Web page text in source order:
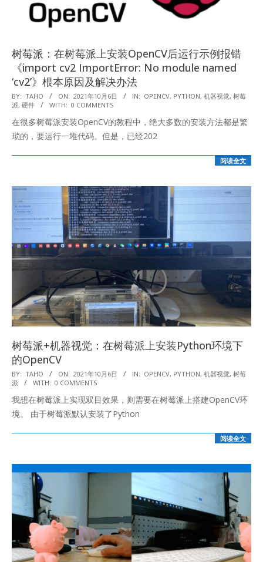
树莓派：在树莓派上安装OpenCV后运行示例报错
《import cv2 ImportError: No module named
‘cv2’》根本原因及解决办法
2021-
10-
06
BY: TAHO ON: 2021年10月6日 IN: OPENCV, PYTHON, 机器视觉, 树莓
派, 硬件 WITH: 0 COMMENTS
在很多树莓派安装OpenCV的教程中，绝大多数的安装方法都是繁
琐的，要运行一堆代码。但是，已经202
阅读全文
树莓派+机器视觉：在树莓派上安装Python环境下
的OpenCV
2021-
10-
06
BY: TAHO ON: 2021年10月6日 IN: OPENCV, PYTHON, 机器视觉, 树莓
派
WITH: 0 COMMENTS
我想在树莓派上实现双目效果，则需要在树莓派上搭建OpenCV环
境。 由于树莓派默认安装了Python
阅读全文